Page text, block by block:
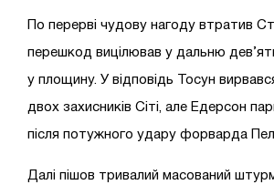
По перерві чудову нагоду втратив
перешкод вицілював у дальню
у площину. У відповідь Тосун
двох захисників Сіті, але Едерсон
після потужного удару форварда
Далі пішов тривалий масований